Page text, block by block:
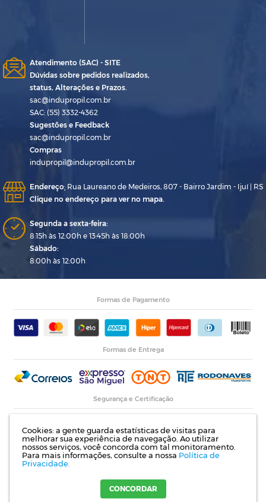
Cookies: a gente guarda estatísticas de visitas para
melhorar sua experiência de navegação. Ao utilizar
nossos serviços, você concorda com tal monitoramento.
Para mais informações, consulte a nossa Política de
Privacidade.
CONCORDAR
Atendimento (SAC) - SITE
Dúvidas sobre pedidos realizados,
status, Alterações e Prazos.
sac@indupropil.com.br
SAC: (55) 3332-4362
Sugestões e Feedback
sac@indupropil.com.br
Compras
indupropil@indupropil.com.br
Endereço: Rua Laureano de Medeiros, 807 - Bairro Jardim - Ijuí | RS
Clique no endereço para ver no mapa.
Segunda a sexta-feira:
8:15h às 12:00h e 13:45h às 18:00h
Sábado:
8:00h às 12:00h
Formas de Pagamento
Formas de Entrega
Segurança e Certificação
Razão Social: Indupropil Indústria e Comércio Ltda | CNPJ: 00.774.194/0001-82 |
Rodovia RS 155, Km 1 esq. Rua Laureano de Medeiros, 782- Ijuí | RS